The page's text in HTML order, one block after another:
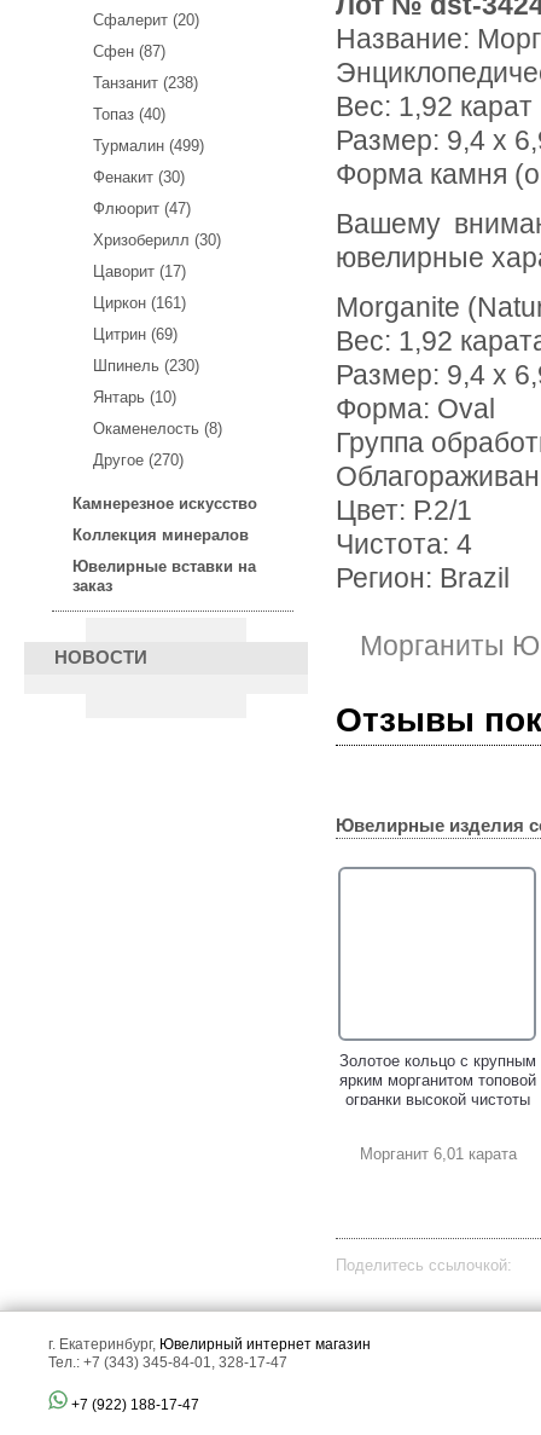
Сфалерит (20)
Сфен (87)
Танзанит (238)
Топаз (40)
Турмалин (499)
Фенакит (30)
Флюорит (47)
Хризоберилл (30)
Цаворит (17)
Циркон (161)
Цитрин (69)
Шпинель (230)
Янтарь (10)
Окаменелость (8)
Другое (270)
Камнерезное искусство
Коллекция минералов
Ювелирные вставки на
заказ
НОВОСТИ
Название:
Вес: 1,92 карат
Размер: 9,4 x
Форма камня
Вашему вниманию предлагается морганит! Ниже приводятся
ювелирные
Morganite
Вес: 1,92
Размер: 9,4 х
Форма: Oval
Группа
Цвет: Р.2/1
Чистота: 4
Регион: Brazil
Морганиты
Отзывы
Ювелирные изделия
Золотое кольцо с крупным
ярким морганитом топовой
огранки высокой чистоты
Эффектные массивные
золотые серьги с
морганитами высокой
яркими самоцветами и
Морганит 6,01 карата
Поделитесь ссылочкой:
г. Екатеринбург, Ювелирный интернет магазин
Тел.: +7 (343) 345-84-01, 328-17-47
+7 (922) 188-17-47